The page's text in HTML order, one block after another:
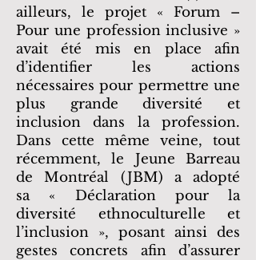
ailleurs, le projet « Forum –
Pour une profession inclusive »
avait été mis en place afin
d’identifier les actions
nécessaires pour permettre une
plus grande diversité et
inclusion dans la profession.
Dans cette même veine, tout
récemment, le Jeune Barreau
de Montréal (JBM) a adopté
sa « Déclaration pour la
diversité ethnoculturelle et
l’inclusion », posant ainsi des
gestes concrets afin d’assurer